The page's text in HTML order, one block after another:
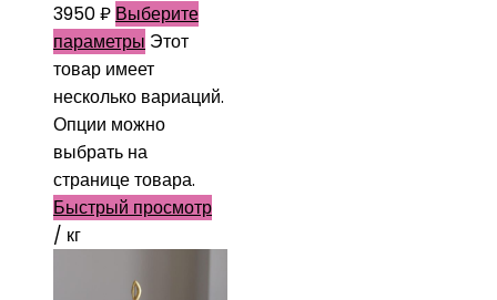
3950₽ Выберите
параметры Этот
товар имеет
несколько вариаций.
Опции можно
выбрать на
странице товара.
Быстрый просмотр
/ кг